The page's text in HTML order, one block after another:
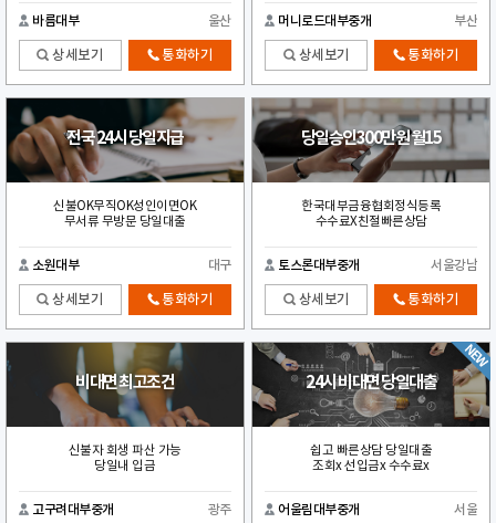
바름대부 울산
상세보기 통화하기
머니로드대부중개 부산
상세보기 통화하기
전국 24시 당일지급
신불OK무직OK성인이면OK
무서류 무방문 당일대출
소원대부 대구
상세보기 통화하기
당일승인300만원 월15
한국대부금융협회정식등록
수수료X친절빠른상담
토스론대부중개 서울강남
상세보기 통화하기
비대면 최고조건
신불자 회생 파산 가능
당일내 입금
고구려대부중개 광주
24시 비대면 당일대출
쉽고 빠른상담 당일대출
조회x 선입금x 수수료x
어울림대부중개 서울